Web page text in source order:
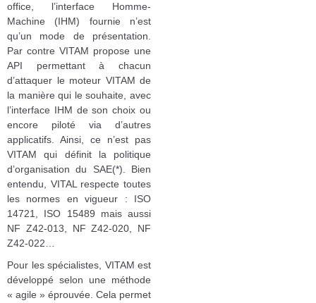
office, l’interface Homme-
Machine (IHM) fournie n’est
qu’un mode de présentation.
Par contre VITAM propose une
API permettant à chacun
d’attaquer le moteur VITAM de
la manière qui le souhaite, avec
l’interface IHM de son choix ou
encore piloté via d’autres
applicatifs. Ainsi, ce n’est pas
VITAM qui définit la politique
d’organisation du SAE(*). Bien
entendu, VITAL respecte toutes
les normes en vigueur : ISO
14721, ISO 15489 mais aussi
NF Z42-013, NF Z42-020, NF
Z42-022…
Pour les spécialistes, VITAM est
développé selon une méthode
« agile » éprouvée. Cela permet